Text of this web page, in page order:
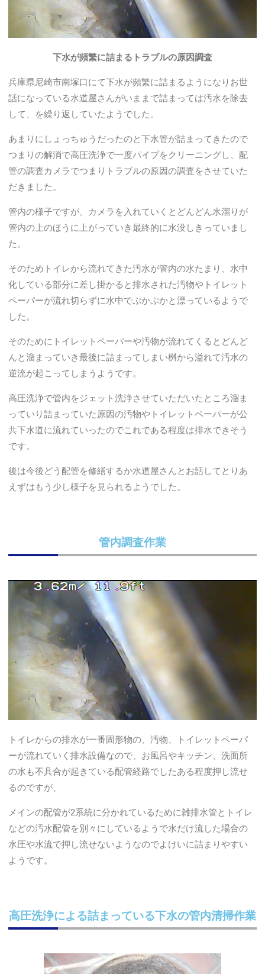
下水が頻繁に詰まるトラブルの原因調査
兵庫県尼崎市南塚口にて下水が頻繁に詰まるようになりお世
話になっている水道屋さんがいままで詰まっては汚水を除去
して、を繰り返していたようでした。
あまりにしょっちゅうだったのと下水管が詰まってきたので
つまりの解消で高圧洗浄で一度パイプをクリーニングし、配
管の調査カメラでつまりトラブルの原因の調査をさせていた
だきました。
管内の様子ですが、カメラを入れていくとどんどん水溜りが
管内の上のほうに上がっていき最終的に水没しきっていまし
た。
そのためトイレから流れてきた汚水が管内の水たまり、水中
化している部分に差し掛かると排水された汚物やトイレット
ペーパーが流れ切らずに水中でぷかぷかと漂っているようで
した。
そのためにトイレットペーパーや汚物が流れてくるとどんど
んと溜まっていき最後に詰まってしまい桝から溢れて汚水の
逆流が起こってしまうようです。
高圧洗浄で管内をジェット洗浄させていただいたところ溜ま
っていり詰まっていた原因の汚物やトイレットペーパーが公
共下水道に流れていったのでこれである程度は排水できそう
です。
後は今後どう配管を修繕するか水道屋さんとお話してとりあ
えずはもう少し様子を見られるようでした。
管内調査作業
トイレからの排水が一番固形物の、汚物、トイレットペーパ
ーが流れていく排水設備なので、お風呂やキッチン、洗面所
の水も不具合が起きている配管経路でしたある程度押し流せ
るのですが、
メインの配管が2系統に分かれているために雑排水管とトイレ
などの汚水配管を別々にしているようで水だけ流した場合の
水圧や水流で押し流せないようなのでよけいに詰まりやすい
ようです。
高圧洗浄による詰まっている下水の管内清掃作業